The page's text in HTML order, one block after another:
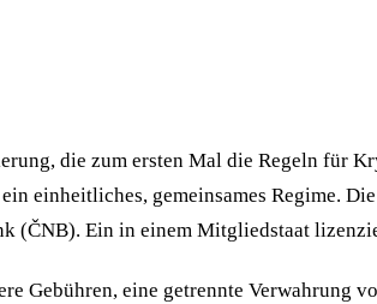
die zum ersten Mal die Regeln für
einheitliches, gemeinsames Regime.
(ČNB). Ein in einem Mitgliedstaat
Gebühren, eine getrennte